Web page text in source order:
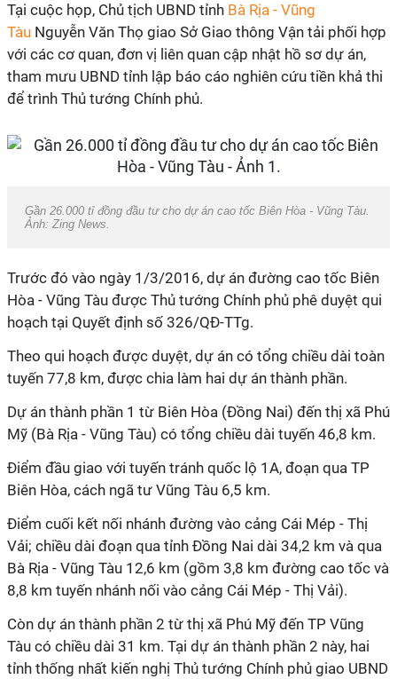
Tại cuộc họp, Chủ tịch UBND tỉnh Bà Rịa - Vũng
Tàu Nguyễn Văn Thọ giao Sở Giao thông Vận tải phối hợp
với các cơ quan, đơn vị liên quan cập nhật hồ sơ dự án,
tham mưu UBND tỉnh lập báo cáo nghiên cứu tiền khả thi
để trình Thủ tướng Chính phủ.
Gần 26.000 tỉ đồng đầu tư cho dự án cao tốc Biên Hòa - Vũng Tàu.
Ảnh: Zing News.
Trước đó vào ngày 1/3/2016, dự án đường cao tốc Biên
Hòa - Vũng Tàu được Thủ tướng Chính phủ phê duyệt qui
hoạch tại Quyết định số 326/QĐ-TTg.
Theo qui hoạch được duyệt, dự án có tổng chiều dài toàn
tuyến 77,8 km, được chia làm hai dự án thành phần.
Dự án thành phần 1 từ Biên Hòa (Đồng Nai) đến thị xã Phú
Mỹ (Bà Rịa - Vũng Tàu) có tổng chiều dài tuyến 46,8 km.
Điểm đầu giao với tuyến tránh quốc lộ 1A, đoạn qua TP
Biên Hòa, cách ngã tư Vũng Tàu 6,5 km.
Điểm cuối kết nối nhánh đường vào cảng Cái Mép - Thị
Vải; chiều dài đoạn qua tỉnh Đồng Nai dài 34,2 km và qua
Bà Rịa - Vũng Tàu 12,6 km (gồm 3,8 km đường cao tốc và
8,8 km tuyến nhánh nối vào cảng Cái Mép - Thị Vải).
Còn dự án thành phần 2 từ thị xã Phú Mỹ đến TP Vũng
Tàu có chiều dài 31 km. Tại dự án thành phần 2 này, hai
tỉnh thống nhất kiến nghị Thủ tướng Chính phủ giao UBND